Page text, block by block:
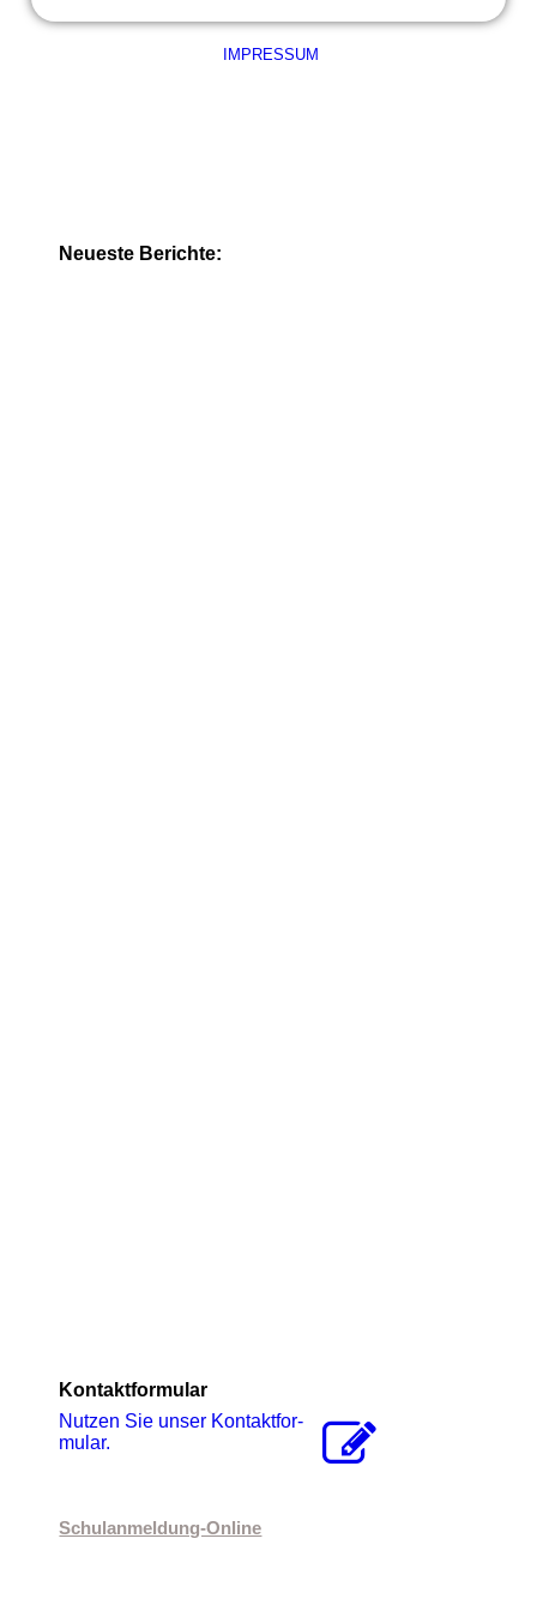
IMPRESSUM
Neueste Berichte:
Kontaktformular
Nutzen Sie unser Kon­takt­for­
mu­lar.
Schulanmeldung-Online